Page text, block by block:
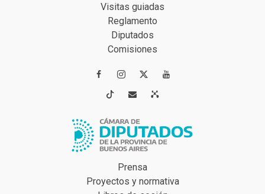
Visitas guiadas
Reglamento
Diputados
Comisiones
 
 
Prensa
Proyectos y normativa